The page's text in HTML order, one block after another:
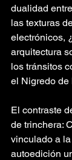
dualidad
las texturas
electrónicos,
arquitectura
los tránsitos
el Nigredo de
El contraste
de trinchera:
vinculado a
autoedición